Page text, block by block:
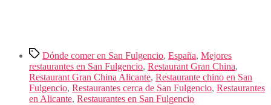
Etiquetas
Dónde comer en San Fulgencio, España, Mejores
restaurantes en San Fulgencio, Restaurant Gran China,
Restaurant Gran China Alicante, Restaurante chino en San
Fulgencio, Restaurantes cerca de San Fulgencio, Restaurantes
en Alicante, Restaurantes en San Fulgencio